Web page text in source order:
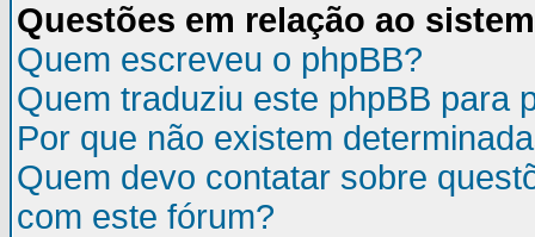
Questões em relação ao
Quem escreveu o phpBB?
Quem traduziu este phpBB para
Por que não existem
Quem devo contatar sobre
com este fórum?